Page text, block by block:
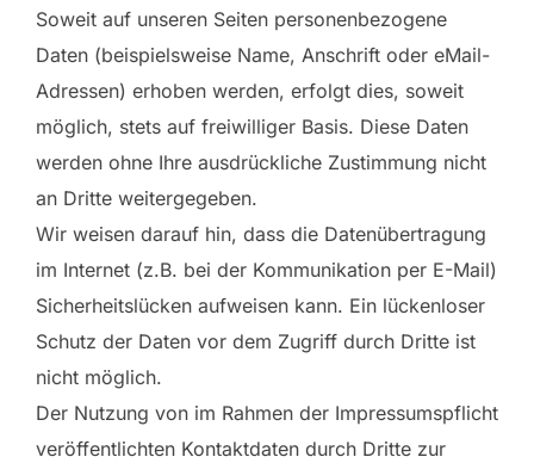
Soweit auf unseren Seiten personenbezogene
Daten (beispielsweise Name, Anschrift oder eMail-
Adressen) erhoben werden, erfolgt dies, soweit
möglich, stets auf freiwilliger Basis. Diese Daten
werden ohne Ihre ausdrückliche Zustimmung nicht
an Dritte weitergegeben.
Wir weisen darauf hin, dass die Datenübertragung
im Internet (z.B. bei der Kommunikation per E-Mail)
Sicherheitslücken aufweisen kann. Ein lückenloser
Schutz der Daten vor dem Zugriff durch Dritte ist
nicht möglich.
Der Nutzung von im Rahmen der Impressumspflicht
veröffentlichten Kontaktdaten durch Dritte zur